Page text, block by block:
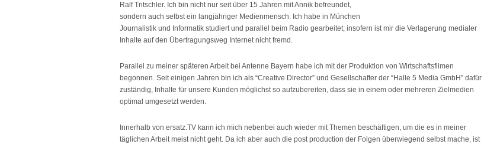
Ralf Tritschler. Ich bin nicht nur seit über 15 Jahren mit Annik befreundet,
sondern auch selbst ein langjähriger Medienmensch. Ich habe in München
Journalistik und Informatik studiert und parallel beim Radio gearbeitet; insofern ist mir die Verlagerung medialer
Inhalte auf den Übertragungsweg Internet nicht fremd.
Parallel zu meiner späteren Arbeit bei Antenne Bayern habe ich mit der Produktion von Wirtschaftsfilmen
begonnen. Seit einigen Jahren bin ich als “Creative Director” und Gesellschafter der “Halle 5 Media GmbH” dafür
zuständig, Inhalte für unsere Kunden möglichst so aufzubereiten, dass sie in einem oder mehreren Zielmedien
optimal umgesetzt werden.
Innerhalb von ersatz.TV kann ich mich nebenbei auch wieder mit Themen beschäftigen, um die es in meiner
täglichen Arbeit meist nicht geht. Da ich aber auch die post production der Folgen überwiegend selbst mache, ist